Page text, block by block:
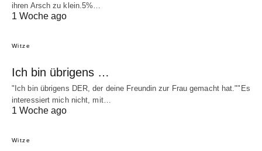
ihren Arsch zu klein.5%…
1 Woche ago
Witze
Ich bin übrigens …
"Ich bin übrigens DER, der deine Freundin zur Frau gemacht hat.""Es
interessiert mich nicht, mit…
1 Woche ago
Witze